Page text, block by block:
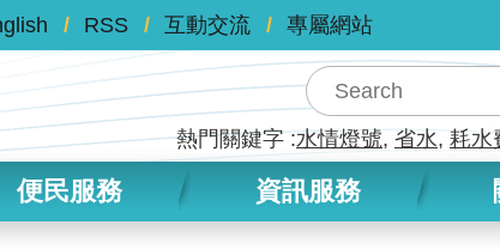
RSS 互動交流 專屬網站
熱門關鍵字 水情燈號 省水 耗水
便民服務 資訊服務